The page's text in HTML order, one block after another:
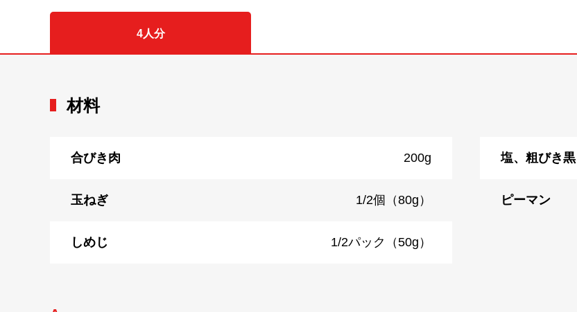
4人分
材料
合びき肉 200g 塩、粗びき
玉ねぎ 1/2個（80g） ピーマン
しめじ 1/2パック（50g）